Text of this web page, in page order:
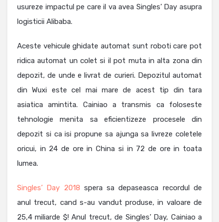
usureze impactul pe care il va avea Singles’ Day asupra
logisticii Alibaba.
Aceste vehicule ghidate automat sunt roboti care pot
ridica automat un colet si il pot muta in alta zona din
depozit, de unde e livrat de curieri. Depozitul automat
din Wuxi este cel mai mare de acest tip din tara
asiatica amintita. Cainiao a transmis ca foloseste
tehnologie menita sa eficientizeze procesele din
depozit si ca isi propune sa ajunga sa livreze coletele
oricui, in 24 de ore in China si in 72 de ore in toata
lumea.
Singles’ Day 2018 spera sa depaseasca recordul de
anul trecut, cand s-au vandut produse, in valoare de
25,4 miliarde $! Anul trecut, de Singles’ Day, Cainiao a